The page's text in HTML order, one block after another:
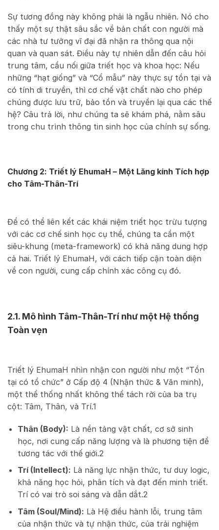
Sự tương đồng này không phải là ngẫu nhiên. Nó cho
thấy một sự thật sâu sắc về bản chất con người mà
các nhà tư tưởng vĩ đại đã nhận ra thông qua nội
quan và quan sát. Điều này tự nhiên dẫn đến câu hỏi
trung tâm, cầu nối giữa triết học và khoa học: Nếu
những “hạt giống” và “Cổ mẫu” này thực sự tồn tại và
có tính di truyền, thì cơ chế vật chất nào cho phép
chúng được lưu trữ, bảo tồn và truyền lại qua các thế
hệ? Câu trả lời, như chúng ta sẽ khám phá, nằm sâu
trong chu trình thông tin sinh học của chính sự sống.
Chương 2: Triết lý EhumaH – Một Lăng kính Tích hợp
cho Tâm-Thân-Trí
Để có thể liên kết các khái niệm triết học trừu tượng
với các cơ chế sinh học cụ thể, chúng ta cần một
siêu-khung (meta-framework) có khả năng dung hợp
cả hai. Triết lý EhumaH, với cách tiếp cận toàn diện
về con người, cung cấp chính xác công cụ đó.
2.1. Mô hình Tâm-Thân-Trí như một Hệ thống
Toàn vẹn
Triết lý EhumaH nhìn nhận con người như một “Tồn
tại có tổ chức” ở Cấp độ 4 (Nhận thức & Văn minh),
một thể thống nhất không thể tách rời của ba trụ
cột: Tâm, Thân, và Trí.1
Thân (Body): Là nền tảng vật chất, cơ sở sinh
học, nơi cung cấp năng lượng và là phương tiện để
tương tác với thế giới.2
Trí (Intellect): Là năng lực nhận thức, tư duy logic,
khả năng học hỏi, phân tích và đạt đến minh triết.
Trí có vai trò soi sáng và dẫn dắt.2
Tâm (Soul/Mind): Là Hệ điều hành lỗi, trung tâm
của nhận thức và tự nhận thức, của trải nghiệm